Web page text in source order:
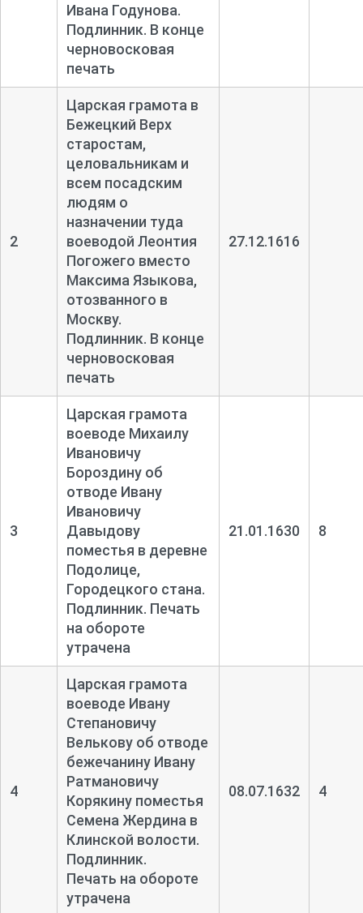
Ивана Годунова.
Подлинник. В конце
черновосковая
печать
2
Царская грамота в
Бежецкий Верх
старостам,
целовальникам и
всем посадским
людям о
назначении туда
воеводой Леонтия
Погожего вместо
Максима Языкова,
отозванного в
Москву.
Подлинник. В конце
черновосковая
печать
27.12.1616
3
Царская грамота
воеводе Михаилу
Ивановичу
Бороздину об
отводе Ивану
Ивановичу
Давыдову
поместья в деревне
Подолице,
Городецкого стана.
Подлинник. Печать
на обороте
утрачена
21.01.1630 8
4
Царская грамота
воеводе Ивану
Степановичу
Велькову об отводе
бежечанину Ивану
Ратмановичу
Корякину поместья
Семена Жердина в
Клинской волости.
Подлинник.
Печать на обороте
утрачена
08.07.1632 4